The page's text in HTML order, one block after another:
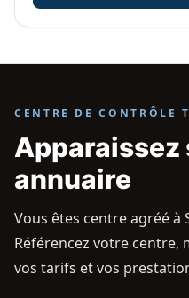
CENTRE DE CONTRÔLE
Apparaissez
annuaire
Vous êtes centre agréé à
Référencez votre centre,
vos tarifs et vos